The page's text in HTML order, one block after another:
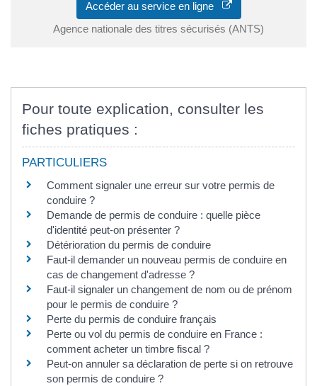
Accéder au service en ligne
Agence nationale des titres sécurisés (ANTS)
Pour toute explication, consulter les
fiches pratiques :
PARTICULIERS
Comment signaler une erreur sur votre permis de
conduire ?
Demande de permis de conduire : quelle pièce
d'identité peut-on présenter ?
Détérioration du permis de conduire
Faut-il demander un nouveau permis de conduire en
cas de changement d'adresse ?
Faut-il signaler un changement de nom ou de prénom
pour le permis de conduire ?
Perte du permis de conduire français
Perte ou vol du permis de conduire en France :
comment acheter un timbre fiscal ?
Peut-on annuler sa déclaration de perte si on retrouve
son permis de conduire ?